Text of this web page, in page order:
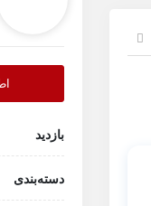
بازدید
دسته‌بندی